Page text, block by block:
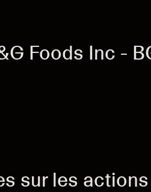
Foods Inc -
sur les actions